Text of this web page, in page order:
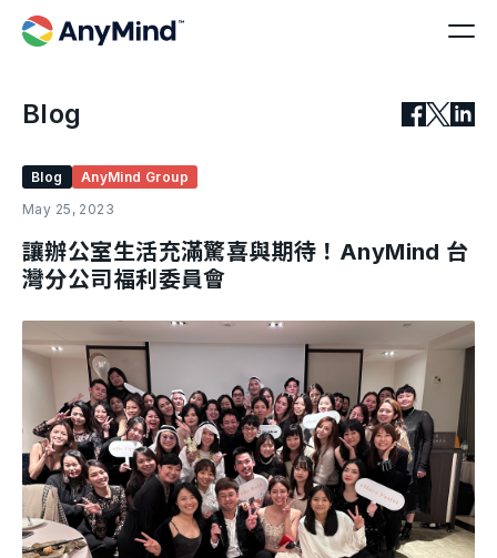
Blog
Blog
AnyMind Group
May 25, 2023
讓辦公室生活充滿驚喜與期待！AnyMind 台
灣分公司福利委員會